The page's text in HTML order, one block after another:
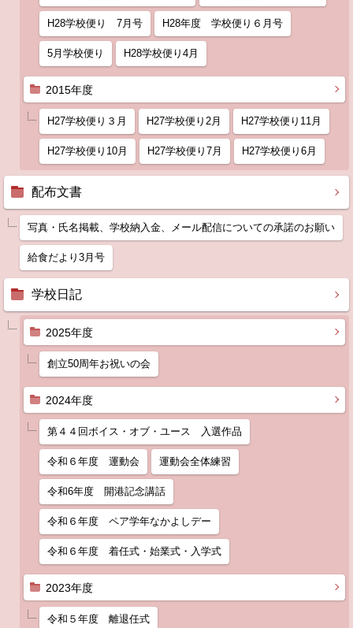
H28学校便り 7月号 H28年度 学校便り６月号
5月学校便り H28学校便り4月
2015年度
H27学校便り３月 H27学校便り2月 H27学校便り11月
H27学校便り10月 H27学校便り7月 H27学校便り6月
配布文書
写真・氏名掲載、学校納入金、メール配信についての承諾のお願い
給食だより3月号
学校日記
2025年度
創立50周年お祝いの会
2024年度
第４４回ボイス・オブ・ユース 入選作品
令和６年度 運動会 運動会全体練習
令和6年度 開港記念講話
令和６年度 ペア学年なかよしデー
令和６年度 着任式・始業式・入学式
2023年度
令和５年度 離退任式